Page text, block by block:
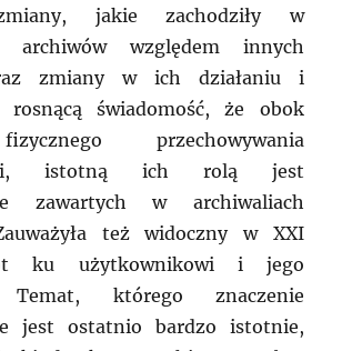
jakie zachodziły w
archiwów względem innych
zmiany w ich działaniu i
rosnącą świadomość, że obok
przechowywania
istotną ich rolą jest
zawartych w archiwaliach
też widoczny w XXI
ku użytkownikowi i jego
Temat, którego znaczenie
jest ostatnio bardzo istotnie,